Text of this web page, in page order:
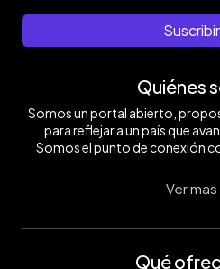
Quiénes
Somos un portal abierto,
para reflejar a un país que
Somos el punto de conexión
Ver
Qué